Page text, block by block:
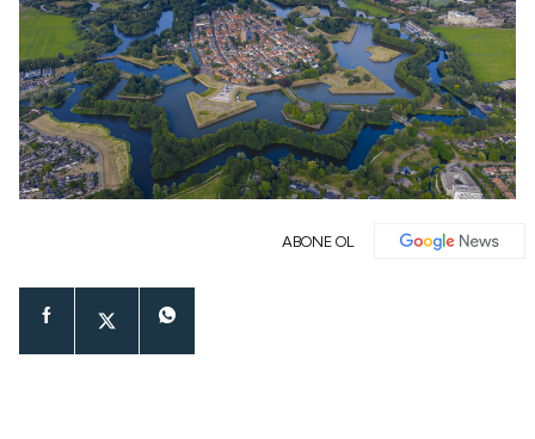
ABONE OL